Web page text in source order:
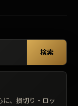
検索
、損切り・ロッ